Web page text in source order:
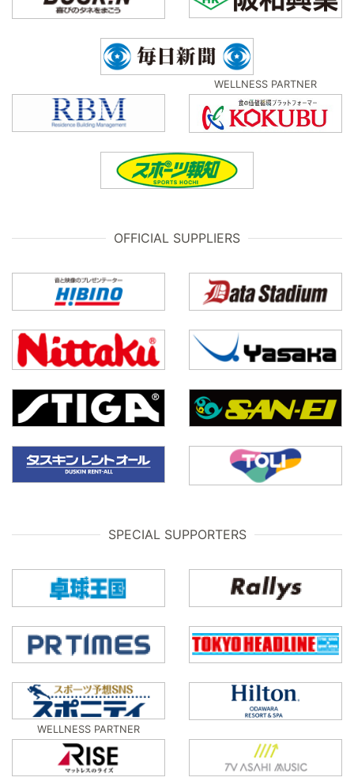
WELLNESS PARTNER
OFFICIAL SUPPLIERS
SPECIAL SUPPORTERS
WELLNESS PARTNER